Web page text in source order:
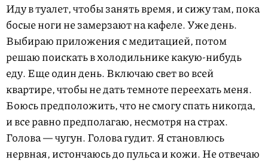
Иду в туалет, чтобы занять время, и сижу там, пока
босые ноги не замерзают на кафеле. Уже день.
Выбираю приложения с медитацией, потом
решаю поискать в холодильнике какую-нибудь
еду. Еще один день. Включаю свет во всей
квартире, чтобы не дать темноте переехать меня.
Боюсь предположить, что не смогу спать никогда,
и все равно предполагаю, несмотря на страх.
Голова — чугун. Голова гудит. Я становлюсь
нервная, истончаюсь до пульса и кожи. Не отвечаю